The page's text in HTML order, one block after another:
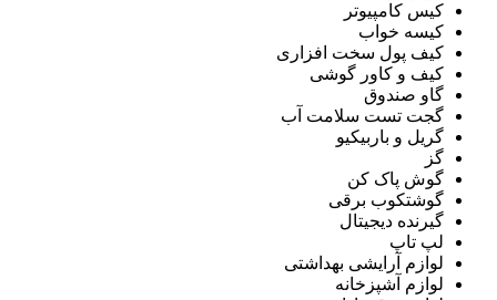
کیس کامپیوتر
کیسه خواب
کیف پول سخت افزاری
کیف و کاور گوشی
گاو صندوق
گجت تست سلامت آب
گریل و باربیکیو
گز
گوش پاک کن
گوشتکوب برقی
گیرنده دیجیتال
لپ تاپ
لوازم آرایشی بهداشتی
لوازم آشپزخانه